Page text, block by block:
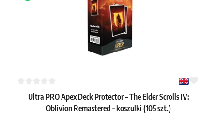
Ultra PRO Apex Deck Protector – The Elder Scrolls IV:
Oblivion Remastered – koszulki (105 szt.)